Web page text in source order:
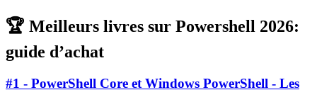
🏆 Meilleurs livres sur Powershell 2026:
guide d’achat
#1 - PowerShell Core et Windows PowerShell - Les